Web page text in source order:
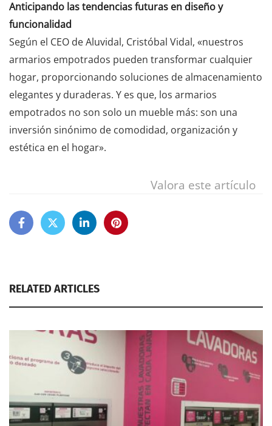
Anticipando las tendencias futuras en diseño y
funcionalidad
Según el CEO de Aluvidal, Cristóbal Vidal, «nuestros
armarios empotrados pueden transformar cualquier
hogar, proporcionando soluciones de almacenamiento
elegantes y duraderas. Y es que, los armarios
empotrados no son solo un mueble más: son una
inversión sinónimo de comodidad, organización y
estética en el hogar».
Valora este artículo
RELATED ARTICLES